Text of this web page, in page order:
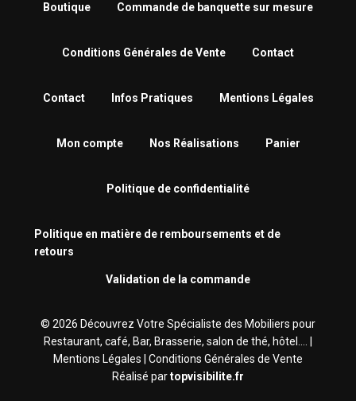
Boutique Commande de banquette sur mesure
Conditions Générales de Vente Contact
Contact Infos Pratiques Mentions Légales
Mon compte Nos Réalisations Panier
Politique de confidentialité
Politique en matière de remboursements et de
retours
Validation de la commande
© 2026 Découvrez Votre Spécialiste des Mobiliers pour
Restaurant, café, Bar, Brasserie‎, salon de thé, hôtel.... |
Mentions Légales
Conditions Générales de Vente
Réalisé partopvisibilite.fr